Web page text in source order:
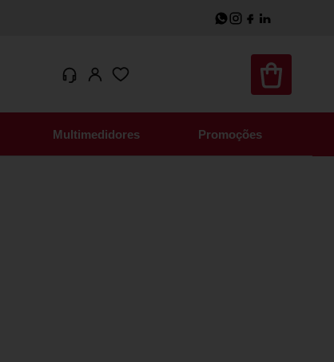
Multimedidores Promoções